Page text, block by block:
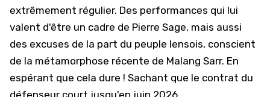
extrêmement régulier. Des performances qui lui
valent d'être un cadre de Pierre Sage, mais aussi
des excuses de la part du peuple lensois, conscient
de la métamorphose récente de Malang Sarr. En
espérant que cela dure ! Sachant que le contrat du
défenseur court jusqu'en juin 2026...